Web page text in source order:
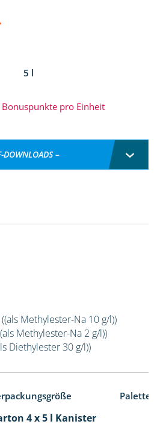
5 l
pro Einheit
DOWNLOADS –
Methylester-Na 10 g/l))
Methylester-Na 2 g/l))
Diethylester 30 g/l))
4 x 5 l Kanister